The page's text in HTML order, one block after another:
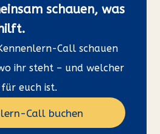
schauen, was
Call schauen
ihr steht – und welcher
euch ist.
Call buchen